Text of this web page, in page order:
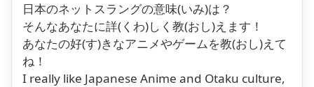
日本のネットスラングの意味(いみ)は？
そんなあなたに詳(くわ)しく教(おし)えます！
あなたの好(す)きなアニメやゲームを教(おし)えて
ね！
I really like Japanese Anime and Otaku culture,